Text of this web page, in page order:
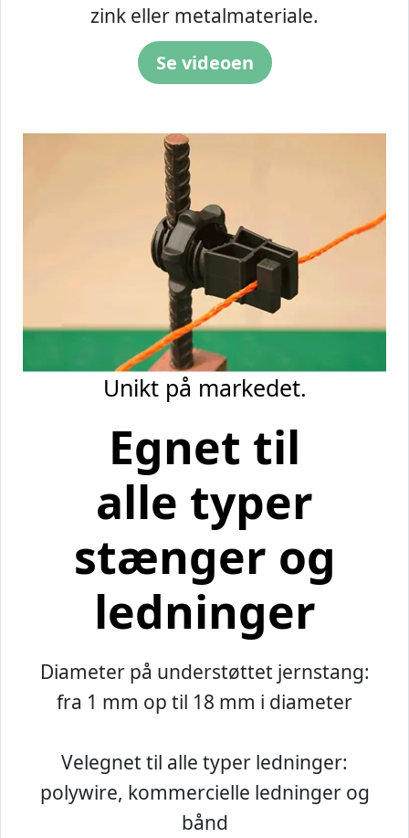
zink eller metalmateriale.
Se videoen
Unikt på markedet.
Egnet til
alle typer
stænger og
ledninger
Diameter på understøttet jernstang:
fra 1 mm op til 18 mm i diameter
Velegnet til alle typer ledninger:
polywire, kommercielle ledninger og
bånd